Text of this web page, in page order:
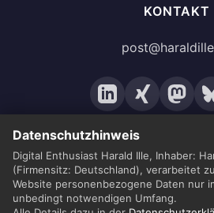
KONTAKT
© 2026 Harald Ille. Alle
Datenschutzhinweis
Digital Enthusiast Harald Ille, Inhaber:
(Firmensitz: Deutschland), verarbeitet
Website personenbezogene Daten nur
unbedingt notwendigen Umfang.